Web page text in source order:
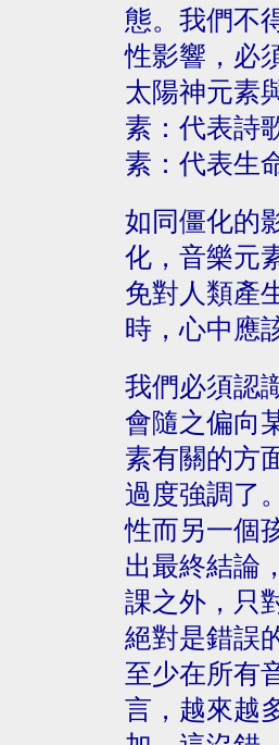
態。我們不
性影響，必
太陽神元素
素：代表詩
素：代表生
如同僵化的
化，音樂元
免對人類產
時，心中應
我們必須認
會隨之偏向
素有關的方
過度強調了
性而另一個
出最終結論
課之外，只
絕對是錯誤
至少在所有
言，越來越